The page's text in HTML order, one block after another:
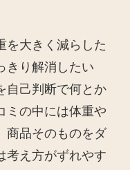
を大きく減らした
きり解消したい
自己判断で何とか
ミの中には体重や
商品そのものをダ
考え方がずれやす